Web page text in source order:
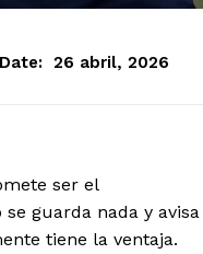
Date: 26 abril, 2026
ser el
guarda nada y avisa
tiene la ventaja.